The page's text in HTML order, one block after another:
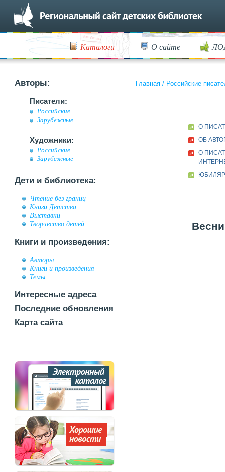
Каталоги О сайте
Авторы:
Писатели:
Российские
Зарубежные
Художники:
Российские
Зарубежные
Дети и библиотека:
Чтение без границ
Книги Детства
Выставки
Творчество детей
Книги и произведения:
Авторы
Книги и произведения
Темы
Интересные адреса
Последние обновления
Карта сайта
Главная / Российские
О
ОБ
О
ЮБИЛЯР